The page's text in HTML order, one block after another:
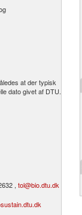
at der typisk
dato givet af DTU.
, tol@bio.dtu.dk